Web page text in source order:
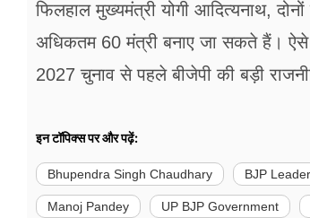
फिलहाल मुख्यमंत्री योगी आदित्यनाथ,
अधिकतम 60 मंत्री बनाए जा सकते हैं। ऐसे
2027 चुनाव से पहले बीजेपी की बड़ी
इन टॉपिक्स पर और पढ़ें:
Bhupendra Singh Chaudhary BJP
Manoj Pandey UP BJP Government